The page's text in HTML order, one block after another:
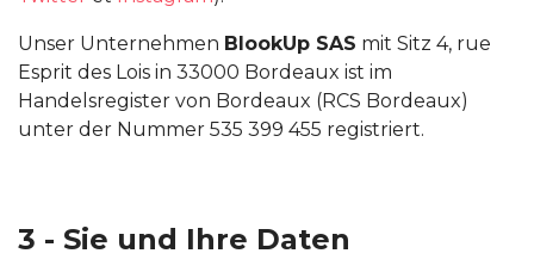
Unser Unternehmen BlookUp SAS mit Sitz 4, rue
Esprit des Lois in 33000 Bordeaux ist im
Handelsregister von Bordeaux (RCS Bordeaux)
unter der Nummer 535 399 455 registriert.
3 - Sie und Ihre Daten